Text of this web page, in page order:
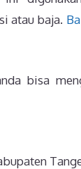
atau baja.
bisa